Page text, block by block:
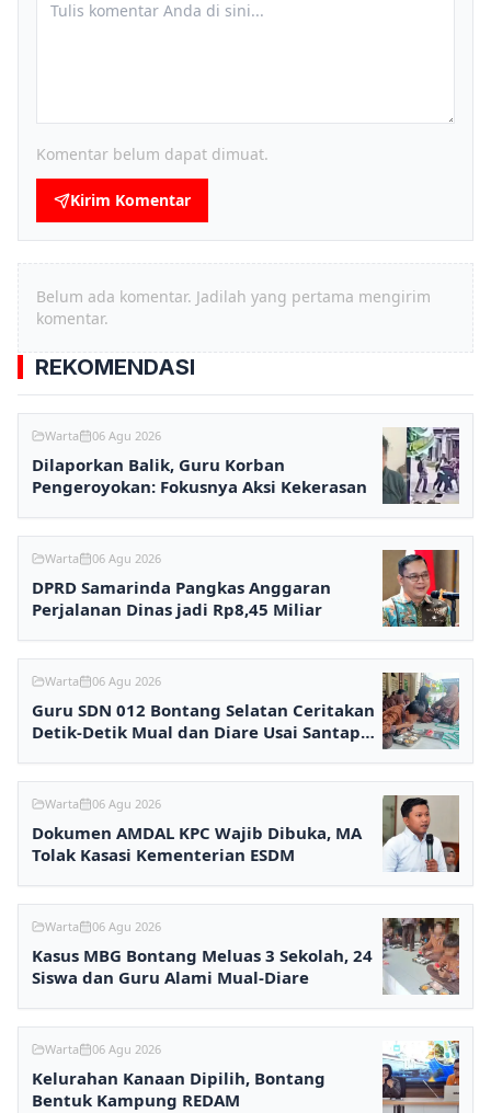
Komentar belum dapat dimuat.
Kirim Komentar
Belum ada komentar. Jadilah yang pertama mengirim
komentar.
REKOMENDASI
Warta 06 Agu 2026
Dilaporkan Balik, Guru Korban
Pengeroyokan: Fokusnya Aksi Kekerasan
Warta 06 Agu 2026
DPRD Samarinda Pangkas Anggaran
Perjalanan Dinas jadi Rp8,45 Miliar
Warta 06 Agu 2026
Guru SDN 012 Bontang Selatan Ceritakan
Detik-Detik Mual dan Diare Usai Santap
Warta 06 Agu 2026
Dokumen AMDAL KPC Wajib Dibuka, MA
Tolak Kasasi Kementerian ESDM
Warta 06 Agu 2026
Kasus MBG Bontang Meluas 3 Sekolah, 24
Siswa dan Guru Alami Mual-Diare
Warta 06 Agu 2026
Kelurahan Kanaan Dipilih, Bontang
Bentuk Kampung REDAM